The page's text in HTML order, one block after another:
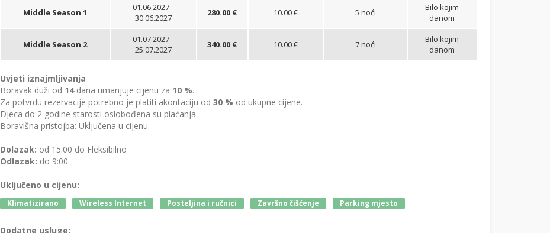
Middle Season 1
01.06.2027 -
30.06.2027
280.00 € 10.00 € 5 noći
Bilo kojim
danom
Middle Season 2
01.07.2027 -
25.07.2027
340.00 € 10.00 € 7 noći
Bilo kojim
danom
Uvjeti iznajmljivanja
Boravak duži od 14dana umanjuje cijenu za 10 %.
Za potvrdu rezervacije potrebno je platiti akontaciju od 30 % od ukupne cijene.
Djeca do 2 godine starosti oslobođena su plaćanja.
Boravišna pristojba: Uključena u cijenu.
Dolazak: od 15:00 do Fleksibilno
Odlazak: do 9:00
Uključeno u cijenu:
Klimatizirano Wireless Internet Posteljina i ručnici Završno čišćenje Parking mjesto
Dodatne usluge: